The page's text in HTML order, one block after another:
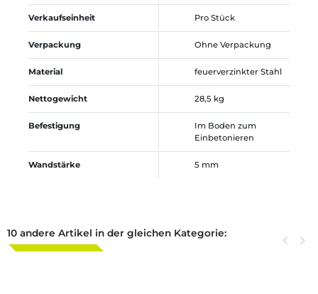
Verkaufseinheit Pro Stück
Verpackung Ohne Verpackung
Material feuerverzinkter Stahl
Nettogewicht 28,5 kg
Befestigung
Im Boden zum
Einbetonieren
Wandstärke 5 mm
10 andere Artikel in der gleichen Kategorie: Zurück
keyboard_arrow_left keyboard_arrow_right